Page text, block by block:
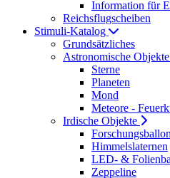
Information für
Reichsflugscheiben
Stimuli-Katalog
Grundsätzliches
Astronomische Objekte
Sterne
Planeten
Mond
Meteore -
Irdische Objekte
Himmelslaternen
LED- &
Zeppeline